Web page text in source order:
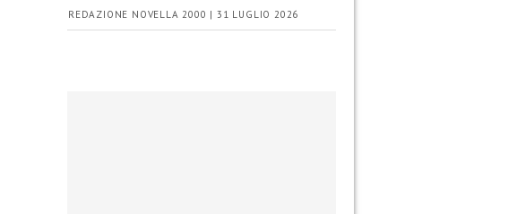
REDAZIONE NOVELLA 2000 | 31 LUGLIO 2026